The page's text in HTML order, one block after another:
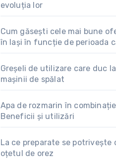
evoluția lor
Cum găsești cele mai bune
în Iași în funcție de perioada
Greșeli de utilizare care duc
mașinii de spălat
Apa de rozmarin în
Beneficii și utilizări
La ce preparate se potrivește
oțetul de orez